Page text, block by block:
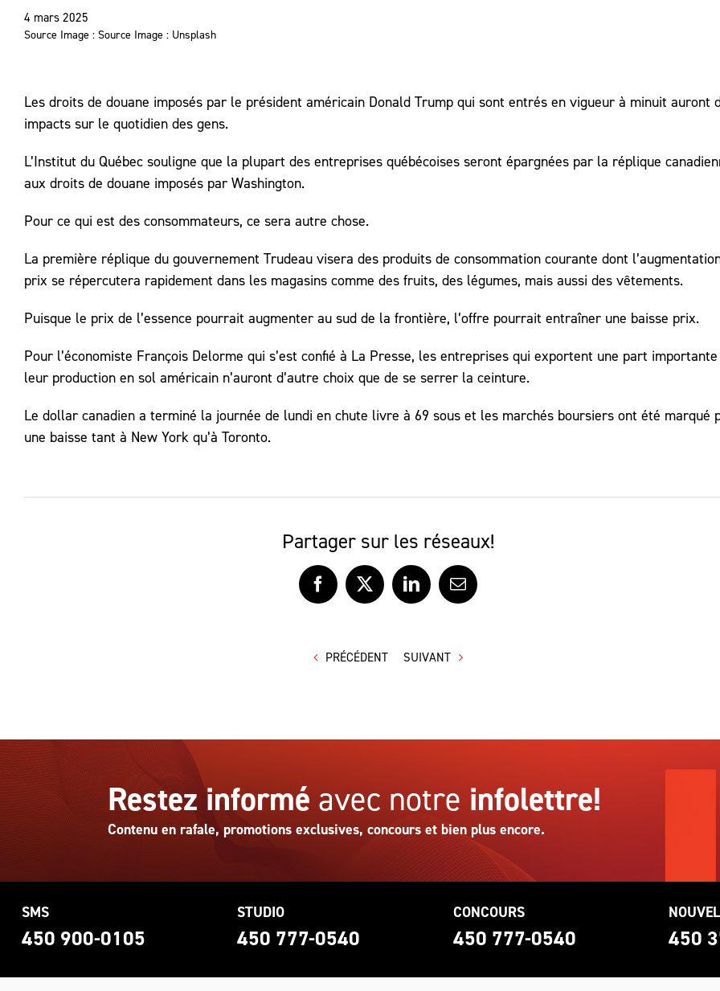
4 mars 2025
Source Image : Source Image : Unsplash
Les droits de douane imposés par le président américain Donald Trump qui sont entrés en vigueur à minuit auront
impacts sur le quotidien des gens.
L’Institut du Québec souligne que la plupart des entreprises québécoises seront épargnées par la réplique
aux droits de douane imposés par Washington.
Pour ce qui est des consommateurs, ce sera autre chose.
La première réplique du gouvernement Trudeau visera des produits de consommation courante dont
prix se répercutera rapidement dans les magasins comme des fruits, des légumes, mais aussi des vêtements.
Puisque le prix de l’essence pourrait augmenter au sud de la frontière, l’offre pourrait entraîner une baisse prix.
Pour l’économiste François Delorme qui s’est confié à La Presse, les entreprises qui exportent une part
leur production en sol américain n’auront d’autre choix que de se serrer la ceinture.
Le dollar canadien a terminé la journée de lundi en chute livre à 69 sous et les marchés boursiers ont été marqué
une baisse tant à New York qu’à Toronto.
Partager sur les réseaux!
Facebook
X LinkedInCourriel
PRÉCÉDENT SUIVANT
Restez informé avec notre infolettre!
Contenu en rafale, promotions exclusives, concours et bien plus encore.
SMS
450 900-0105
STUDIO
450 777-0540
CONCOURS
450 777-0540 450